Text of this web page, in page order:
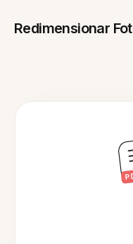
Redimensionar